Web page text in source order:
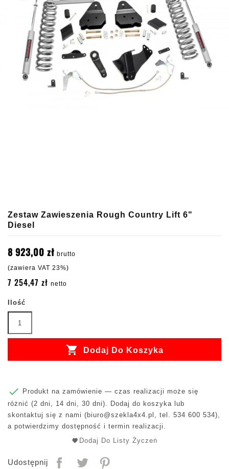
Zestaw Zawieszenia Rough Country Lift 6"
Diesel
8 923,00 zł brutto
(zawiera VAT 23%)
7 254,47 zł netto
Ilość
 Dodaj Do Koszyka

Produkt na zamówienie — czas realizacji może się
różnić (2 dni, 14 dni, 30 dni). Dodaj do koszyka lub
skontaktuj się z nami ( biuro@szekla4x4.pl , tel. 534 600 534),
a potwierdzimy dostępność i termin realizacji.
Dodaj Do Listy Życzeń
Udostępnij